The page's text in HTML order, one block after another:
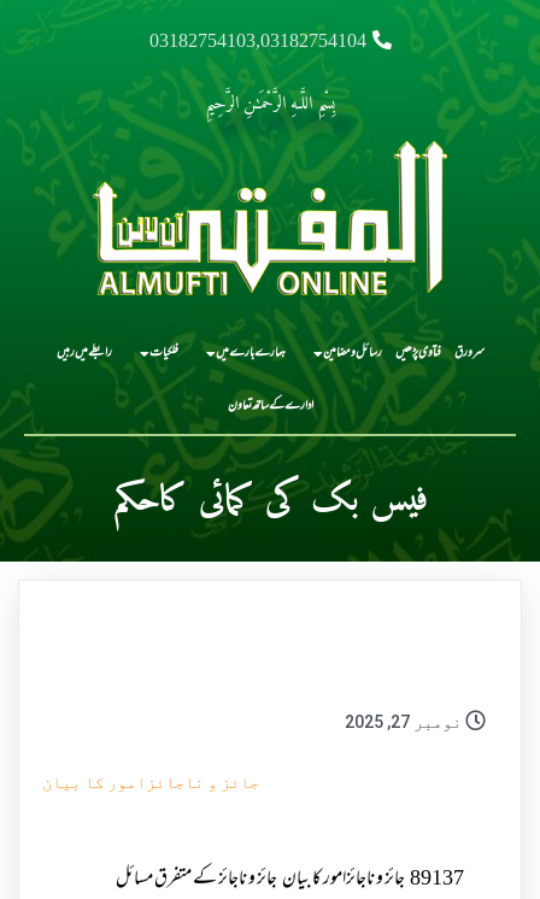
03182754103,03182754104
بِسْمِ اللَّـهِ الرَّحْمَـٰنِ الرَّحِيمِ
سرورق فتاوی پڑھیں رسائل و مضامین ہمارے بارے میں فلکیات رابطے میں رہیں
ادارے کے ساتھ تعاون
فیس بک کی کمائی کاحکم
نومبر 27, 2025
جائز و ناجائزامور کا بیان
89137جائز و ناجائزامور کا بیان جائز و ناجائز کے متفرق مسائل